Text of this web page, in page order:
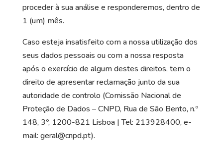
proceder à sua análise e responderemos, dentro de
1 (um) mês.
Caso esteja insatisfeito com a nossa utilização dos
seus dados pessoais ou com a nossa resposta
após o exercício de algum destes direitos, tem o
direito de apresentar reclamação junto da sua
autoridade de controlo (Comissão Nacional de
Proteção de Dados – CNPD, Rua de São Bento, n.º
148, 3º, 1200-821 Lisboa | Tel: 213928400, e-
mail: geral@cnpd.pt).